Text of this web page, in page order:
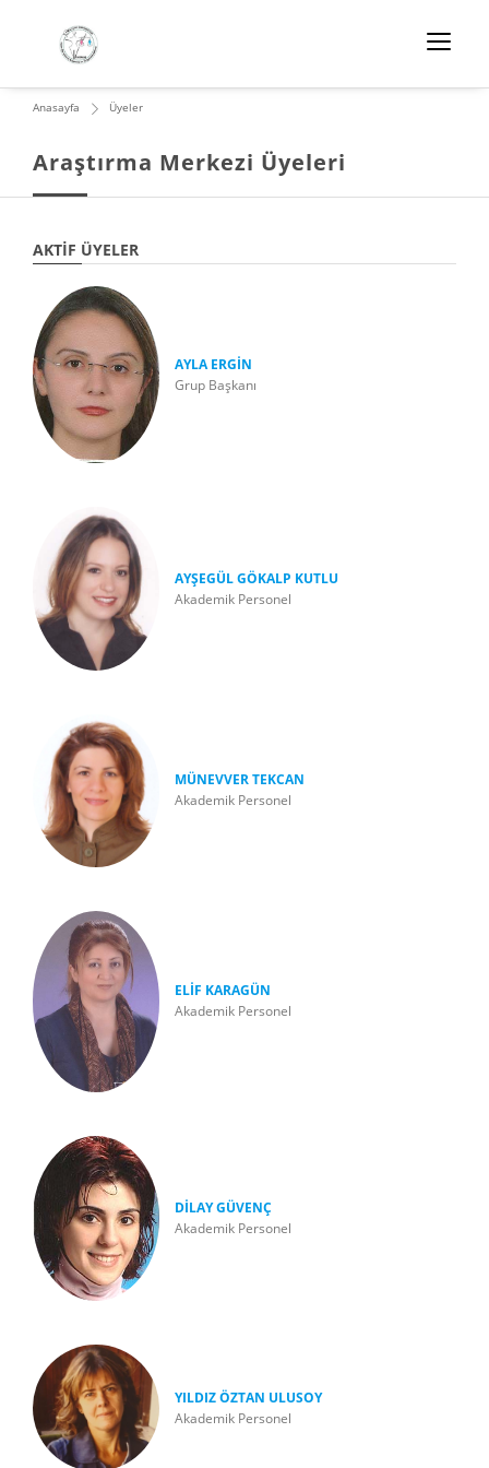
Araştırma Merkezi Üyeleri
Anasayfa Üyeler
AKTIF ÜYELER
AYLA ERGİN
Grup Başkanı
AYŞEGÜL GÖKALP KUTLU
Akademik Personel
MÜNEVVER TEKCAN
Akademik Personel
ELİF KARAGÜN
Akademik Personel
DİLAY GÜVENÇ
Akademik Personel
YILDIZ ÖZTAN ULUSOY
Akademik Personel